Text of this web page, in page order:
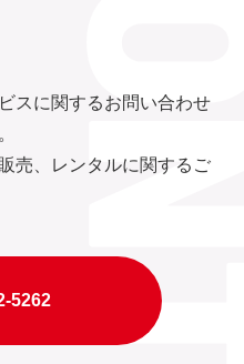
スに関するお問い合わせ
売、レンタルに関するご
5262